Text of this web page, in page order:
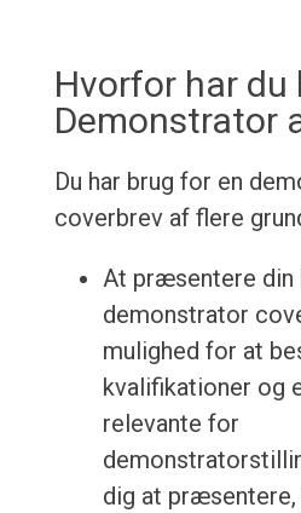
Hvorfor har du
Demonstrator
Du har brug for en
coverbrev af flere
At præsentere din
demonstrator
mulighed for at
kvalifikationer og
relevante for
dig at